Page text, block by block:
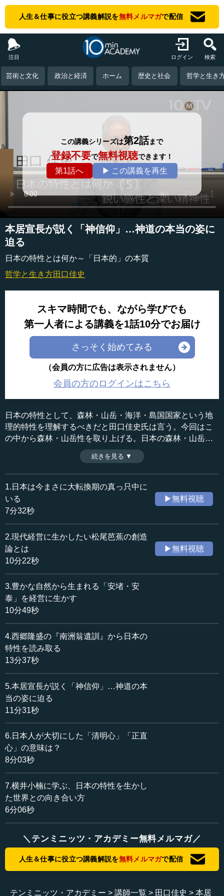
人生＆仕事に役立つ講義解説を無料メルマガで配信
注目 ログイン 検索
芸術と文化 政治と経済 ホーム 歴史と社会 哲学と生き
この講義シリーズは第2話まで
登録不要で無料視聴できます！
第1話へ ▶ この講義を再生
本居宣長が説く「神信仰」…神道の本当の姿に
迫る
日本の特性とは何か～「日本的」の本質
哲学と生き方田口佳史
スキマ時間でも、ながら学びでも
第一人者による講義を1話10分でお届け
さっそく始めてみる
（会員の方に広告は表示されません）
会員の方のログインはこちら
日本の特性として、森林・山岳・海洋・島国国家という地
理的特性を理解するべきだと田口佳史氏は言う。今回はこ
の中から森林・山岳性を取り上げる。日本の森林・山岳性
から見えてくるのは日本ならではの神道である。世界でも
稀有な日本の「神信仰」は、いわば自然の中に神を感じる
もの。こうした信仰に根ざした「鋭い感性と深い精神性」
が、日本を語るにあたり、欠かせないキーワードである。
（全7話中第5話）
収録日：2020年1月8日
追加日：2020年5月27日
カテゴリー：
歴史・民族
教育
リーダー教育
≪全文≫
3番目に挙げたいキーワードですが、そうなるとやはり
「自然との共生」というのが非常に重要になるんだなとい
うことであります。そういう意味で、キーワードはそのぐ
らいにして、正式に、「日本とは何か」ということに触れ
ておきたいと思います。
日本とは何かというと、日本を語る語り方はいろんな方
法がありますが、非常にフェアに語る語り方は何かという
ことです。フェアと言っているのは、要するに自己流、例
えば田口流で私しか通用しないような、そういう観点でい
うわけではなく、誰しもが納得する方法で日本を語るとい
それは地理的特性ということでお話をするというしかあ
りません。地理的特性とは、要するに日本の地理の特性の
ことですから、今、この場所のことで、場所を変えようと
しても変えられない。場所が変わらないということは風土
も変わらないということです。ですから、そういう意味で
まず日本の地理的特性の第一は、森林・山岳・海洋・島国
国家という地理的特性のことです。
これはとっても重要なテーマですから、再三再四、この
講座でもみんなで考えてみたいと思います。今回はそこを
まず理解していただくために、森林・山岳だけ取り上げま
す。森林・山岳からわれわれはどういう伝統が生まれたの
山岳性からは2つ挙げておきます。
続きを見る ▼
1.日本は今まさに大転換期の真っ只中に
いる
7分32秒
▶無料視聴
2.現代経営に生かしたい松尾芭蕉の創造
論とは
10分22秒
▶無料視聴
3.豊かな自然から生まれる「安堵・安
泰」を経営に生かす
10分49秒
4.西郷隆盛の『南洲翁遺訓』から日本の
特性を読み取る
13分37秒
5.本居宣長が説く「神信仰」…神道の本
当の姿に迫る
11分31秒
6.日本人が大切にした「清明心」「正直
心」の意味は？
8分03秒
7.横井小楠に学ぶ、日本の特性を生かし
た世界との向き合い方
6分06秒
＼テンミニッツ・アカデミー無料メルマガ／
人生＆仕事に役立つ講義解説を無料メルマガで配信
テンミニッツ・アカデミー 講師一覧 田口佳史 本居